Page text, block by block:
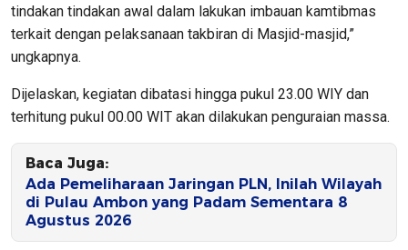
tindakan tindakan awal dalam lakukan imbauan kamtibmas
terkait dengan pelaksanaan takbiran di Masjid-masjid,”
ungkapnya.
Dijelaskan, kegiatan dibatasi hingga pukul 23.00 WIY dan
terhitung pukul 00.00 WIT akan dilakukan penguraian massa.
Baca Juga:
Ada Pemeliharaan Jaringan PLN, Inilah Wilayah
di Pulau Ambon yang Padam Sementara 8
Agustus 2026